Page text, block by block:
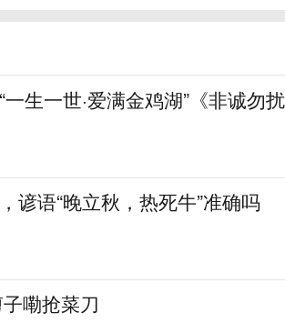
一生一世·爱满金鸡湖”《非诚勿
谚语“晚立秋，热死牛”准确吗
嘞抢菜刀